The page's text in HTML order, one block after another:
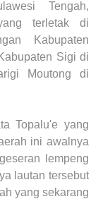
Tengah,
terletak di
Kabupaten
Sigi di
Moutong di
Topalu'e yang
ini awalnya
lempeng
lautan tersebut
yang sekarang